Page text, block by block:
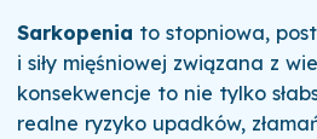
Sarkopenia to stopniowa,
i siły mięśniowej związana z
konsekwencje to nie tylko
realne ryzyko upadków,